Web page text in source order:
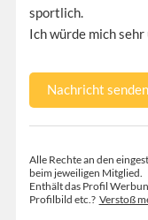
sportlich.
Ich würde mich
Nachricht senden
Alle Rechte an den
beim jeweiligen Mitglied.
Enthält das Profil
Profilbild etc.? Verstoß